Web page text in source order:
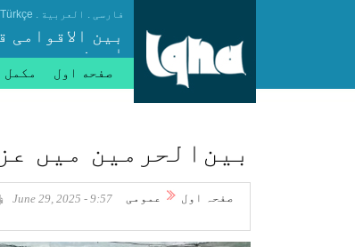
فارسی . العربیة .
Türkçe
بین الاقوامی
ایجنسی
صفحه اول مکمل
بین‌الحرمین میں
صفحہ اول عمومی
9:57 - June 29, 2025